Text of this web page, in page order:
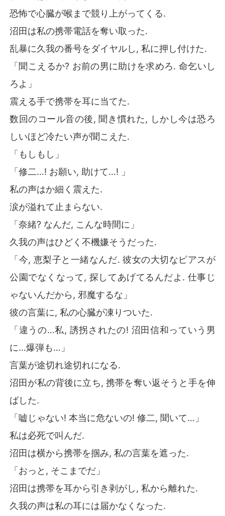
恐怖で心臓が喉まで競り上がってくる.
沼田は私の携帯電話を奪い取った.
乱暴に久我の番号をダイヤルし, 私に押し付けた.
「聞こえるか? お前の男に助けを求めろ. 命乞いし
ろよ」
震える手で携帯を耳に当てた.
数回のコール音の後, 聞き慣れた, しかし今は恐ろ
しいほど冷たい声が聞こえた.
「もしもし」
「修二…! お願い, 助けて…! 」
私の声はか細く震えた.
涙が溢れて止まらない.
「奈緒? なんだ, こんな時間に」
久我の声はひどく不機嫌そうだった.
「今, 恵梨子と一緒なんだ. 彼女の大切なピアスが
公園でなくなって, 探してあげてるんだよ. 仕事じ
ゃないんだから, 邪魔するな」
彼の言葉に, 私の心臓が凍りついた.
「違うの…私, 誘拐されたの! 沼田信和っていう男
に…爆弾も…」
言葉が途切れ途切れになる.
沼田が私の背後に立ち, 携帯を奪い返そうと手を伸
ばした.
「嘘じゃない! 本当に危ないの! 修二, 聞いて…」
私は必死で叫んだ.
沼田は横から携帯を掴み, 私の言葉を遮った.
「おっと, そこまでだ」
沼田は携帯を耳から引き剥がし, 私から離れた.
久我の声は私の耳には届かなくなった.